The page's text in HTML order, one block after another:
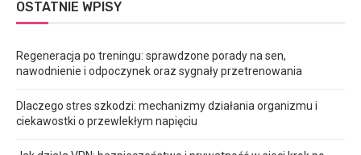
OSTATNIE WPISY
Regeneracja po treningu: sprawdzone porady na sen,
nawodnienie i odpoczynek oraz sygnały przetrenowania
Dlaczego stres szkodzi: mechanizmy działania organizmu i
ciekawostki o przewlekłym napięciu